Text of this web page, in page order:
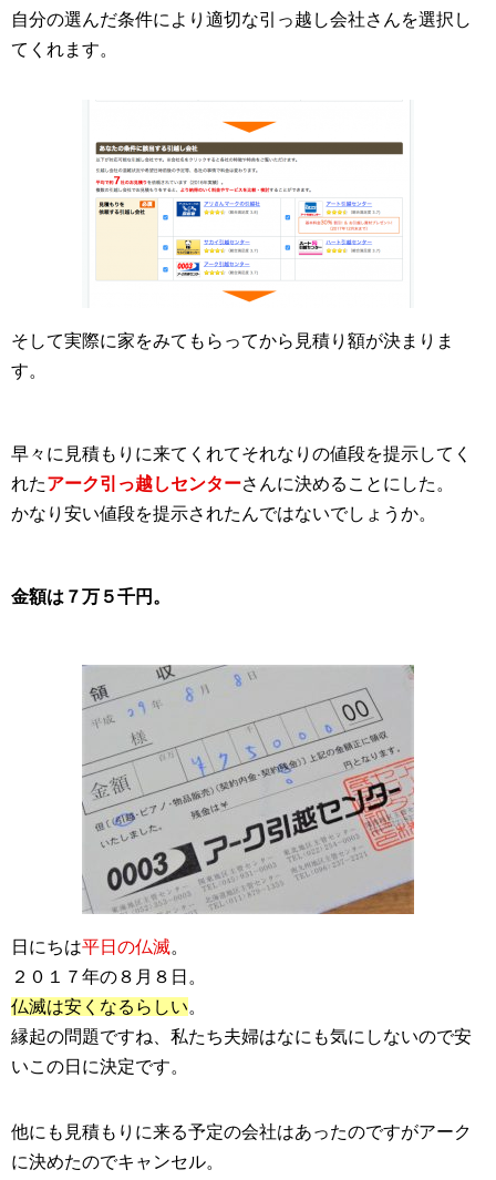
自分の選んだ条件により適切な引っ越し会社さんを選択し
てくれます。
そして実際に家をみてもらってから見積り額が決まりま
す。
早々に見積もりに来てくれてそれなりの値段を提示してく
れたアーク引っ越しセンターさんに決めることにした。
かなり安い値段を提示されたんではないでしょうか。
金額は７万５千円。
日にちは平日の仏滅。
２０１７年の８月８日。
仏滅は安くなるらしい。
縁起の問題ですね、私たち夫婦はなにも気にしないので安
いこの日に決定です。
他にも見積もりに来る予定の会社はあったのですがアーク
に決めたのでキャンセル。